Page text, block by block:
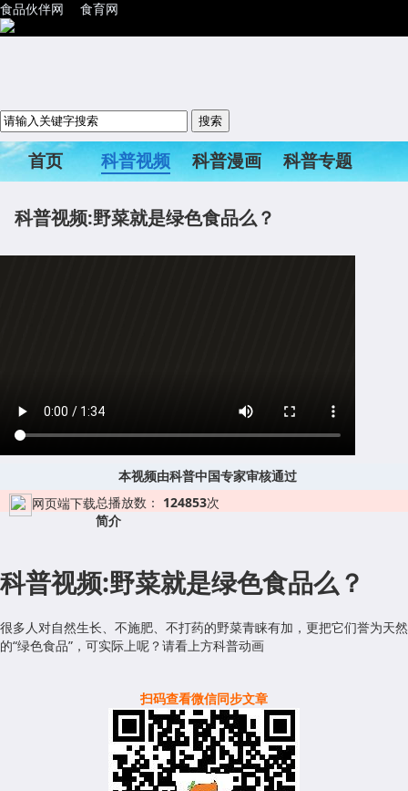
食品伙伴网 食育网
首页 科普视频 科普漫画
科普专题
科普视频:野菜就是绿色食品么？
本视频由科普中国专家审核通过
网页端下载总播放数： 124853次
简介
科普视频:野菜就是绿色食品么？
很多人对自然生长、不施肥、不打药的野菜青睐有加，更把它们誉为天然
的“绿色食品”，可实际上呢？请看上方科普动画
扫码查看微信同步文章